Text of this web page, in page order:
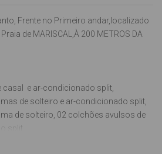
Frente no Primeiro andar,localizado
de MARISCAL,À 200 METROS DA
casal e ar-condicionado split,
de solteiro e ar-condicionado split,
de solteiro, 02 colchões avulsos de
split,